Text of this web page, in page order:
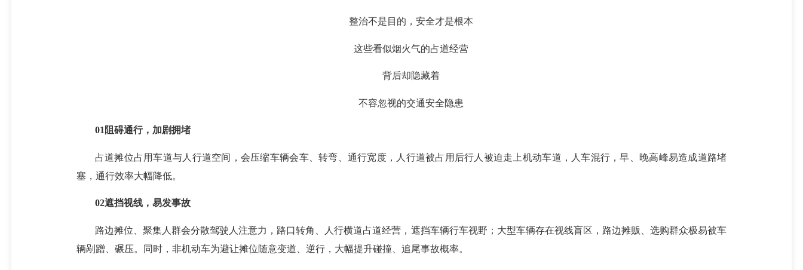
整治不是目的，安全才是根本
这些看似烟火气的占道经营
背后却隐藏着
不容忽视的交通安全隐患
01 阻碍通行，加剧拥堵
占道摊位占用车道与人行道空间，会压缩车辆会车、转弯、通行宽度，人行道被占用后行人被迫走上机动车道，人车混行，早、晚高峰易造成道路堵
塞，通行效率大幅降低。
02遮挡视线，易发事故
路边摊位、聚集人群会分散驾驶人注意力，路口转角、人行横道占道经营，遮挡车辆行车视野；大型车辆存在视线盲区，路边摊贩、选购群众极易被车
辆剐蹭、碾压。同时，非机动车为避让摊位随意变道、逆行，大幅提升碰撞、追尾事故概率。